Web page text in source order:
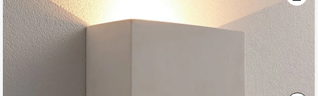
end
of
the
images